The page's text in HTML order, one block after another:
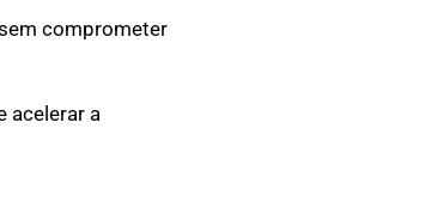
comprometer
acelerar a